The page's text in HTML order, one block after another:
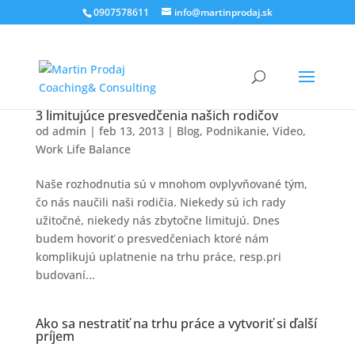
0907578611 info@martinprodaj.sk
3 limitujúce presvedčenia našich rodičov
od admin | feb 13, 2013| Blog, Podnikanie, Video,
Work Life Balance
Naše rozhodnutia sú v mnohom ovplyvňované tým,
čo nás naučili naši rodičia. Niekedy sú ich rady
užitočné, niekedy nás zbytočne limitujú. Dnes
budem hovoriť o presvedčeniach ktoré nám
komplikujú uplatnenie na trhu práce, resp.pri
budovaní...
Ako sa nestratiť na trhu práce a vytvoriť si ďalší
príjem